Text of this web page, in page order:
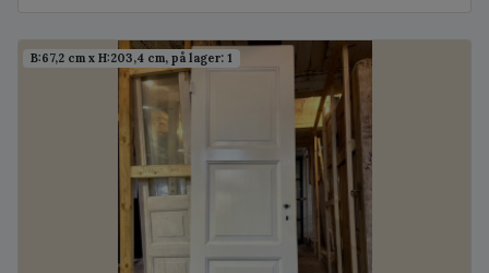
B:67,2 cm x H:203,4 cm, på lager: 1